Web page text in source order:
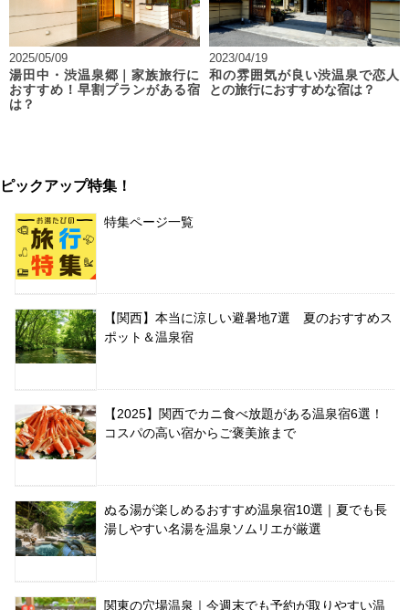
2025/05/09
湯田中・渋温泉郷｜家族旅行に
おすすめ！早割プランがある宿
は？
2023/04/19
和の雰囲気が良い渋温泉で恋人
との旅行におすすめな宿は？
ピックアップ特集！
特集ページ一覧
【関西】本当に涼しい避暑地7選 夏のおすすめス
ポット＆温泉宿
【2025】関西でカニ食べ放題がある温泉宿6選！
コスパの高い宿からご褒美旅まで
ぬる湯が楽しめるおすすめ温泉宿10選｜夏でも長
湯しやすい名湯を温泉ソムリエが厳選
関東の穴場温泉｜今週末でも予約が取りやすい温